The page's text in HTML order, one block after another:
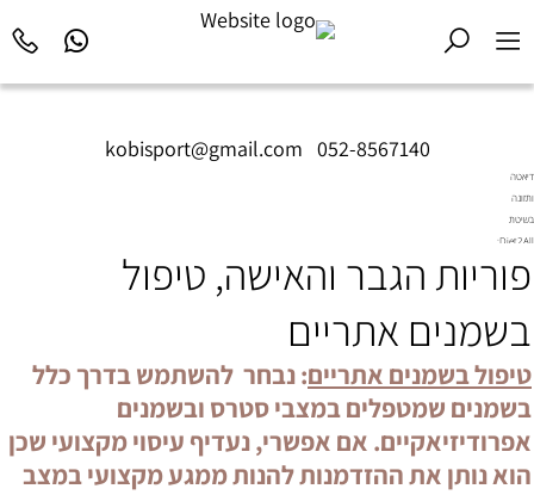
kobisport@gmail.com 052-8567140
דיאטה
ותזונה
בשיטת
Diet2All:
שמאחורי
המושלם.
פוריות הגבר והאישה, טיפול
בשמנים אתריים
טיפול בשמנים אתריים: נבחר להשתמש בדרך כלל
בשמנים שמטפלים במצבי סטרס ובשמנים
אפרודיזיאקיים. אם אפשרי, נעדיף עיסוי מקצועי שכן
הוא נותן את ההזדמנות להנות ממגע מקצועי במצב